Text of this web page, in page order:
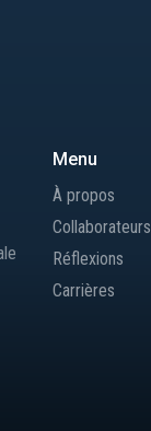
Menu
À propos
Collaborateurs
Réflexions
Carrières